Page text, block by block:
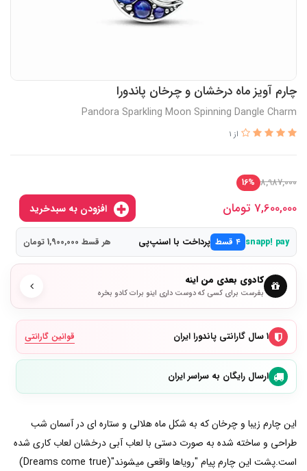
چارم آویز ماه درخشان و چرخان پاندورا
Pandora Sparkling Moon Spinning Dangle Charm
از 1
8,987,000
16%
7,600,000 تومان
snapp! pay ۴ قسط پرداخت با اسنپ‌پی هر قسط 1,900,000 تومان
کادوی بعدی من اینه
بفرست برای کسی که دوست داری اینو برات کادو بخره
۱ سال گارانتی پاندورا ایران قوانین گارانتی
ارسال رایگان به سراسر ایران
این چارم زیبا و چرخان که به شکل ماه هلالی و ستاره ای در آسمان شب
طراحی و ساخته شده به صورت دستی با لعاب آبی درخشان لعاب کاری شده
است.پشت این چارم پیام "رویاها واقعی میشوند"(Dreams come true)